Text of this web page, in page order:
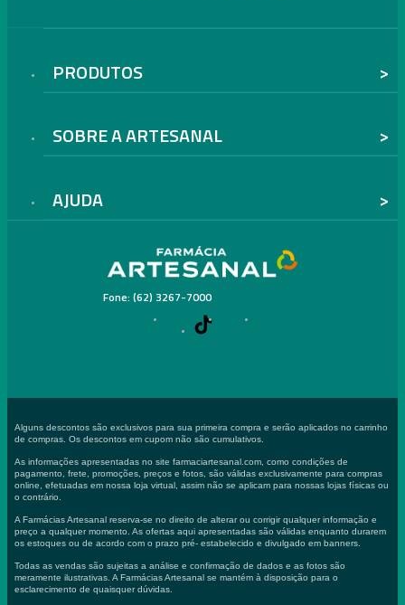
PRODUTOS
SOBRE A ARTESANAL
AJUDA
Fone: (62) 3267-7000
Alguns descontos são exclusivos para sua primeira compra e serão aplicados no carrinho
de compras. Os descontos em cupom não são cumulativos.
As informações apresentadas no site farmaciartesanal.com, como condições de
pagamento, frete, promoções, preços e fotos, são válidas exclusivamente para compras
online, efetuadas em nossa loja virtual, assim não se aplicam para nossas lojas físicas ou
o contrário.
A Farmácias Artesanal reserva-se no direito de alterar ou corrigir qualquer informação e
preço a qualquer momento. As ofertas aqui apresentadas são válidas enquanto durarem
os estoques ou de acordo com o prazo pré- estabelecido e divulgado em banners.
Todas as vendas são sujeitas a análise e confirmação de dados e as fotos são
meramente ilustrativas. A Farmácias Artesanal se mantém à disposição para o
esclarecimento de quaisquer dúvidas.